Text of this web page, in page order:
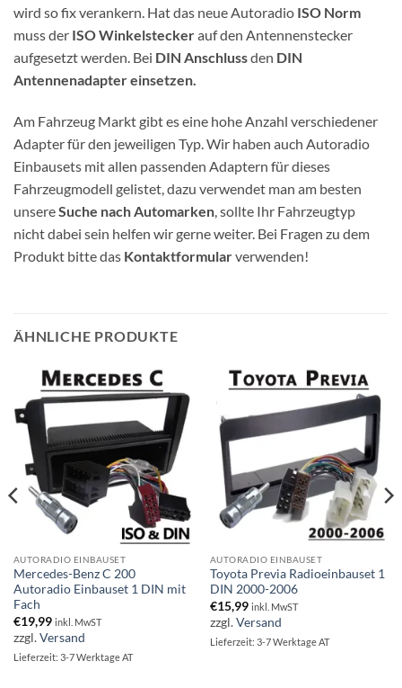
wird so fix verankern. Hat das neue Autoradio ISO Norm
muss der ISO Winkelsteckerauf den Antennenstecker
aufgesetzt werden. Bei DIN Anschlussden DIN
Antennenadapter einsetzen.
Am Fahrzeug Markt gibt es eine hohe Anzahl verschiedener
Adapter für den jeweiligen Typ. Wir haben auch Autoradio
Einbausets mit allen passenden Adaptern für dieses
Fahrzeugmodell gelistet, dazu verwendet man am besten
unsereSuche nach Automarken, sollte Ihr Fahrzeugtyp
nicht dabei sein helfen wir gerne weiter. Bei Fragen zu dem
Produkt bitte das Kontaktformularverwenden!
ÄHNLICHE PRODUKTE
AUTORADIO EINBAUSET
Mercedes-Benz C 200
Autoradio Einbauset 1 DIN mit
Fach
€19,99 inkl. MwST
zzgl.Versand
Lieferzeit: 3-7 Werktage AT
AUTORADIO EINBAUSET
Toyota Previa Radioeinbauset 1
DIN 2000-2006
€15,99 inkl. MwST
zzgl.Versand
Lieferzeit: 3-7 Werktage AT